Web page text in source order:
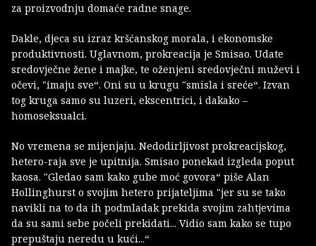
za proizvodnju domaće radne snage.
Dakle, djeca su izraz kršćanskog morala, i ekonomske
produktivnosti. Uglavnom, prokreacija je Smisao. Udate
sredovječne žene i majke, te oženjeni sredovječni muževi i
očevi, "imaju sve“. Oni su u krugu "smisla i sreće“. Izvan
tog kruga samo su luzeri, ekscentrici, i dakako –
homoseksualci.
No vremena se mijenjaju. Nedodirljivost prokreacijskog,
hetero-raja sve je upitnija. Smisao ponekad izgleda poput
kaosa. "Gledao sam kako gube moć govora“ piše Alan
Hollinghurst o svojim hetero prijateljima "jer su se tako
navikli na to da ih podmladak prekida svojim zahtjevima
da su sami sebe počeli prekidati... Vidio sam kako se tupo
prepuštaju neredu u kući...“